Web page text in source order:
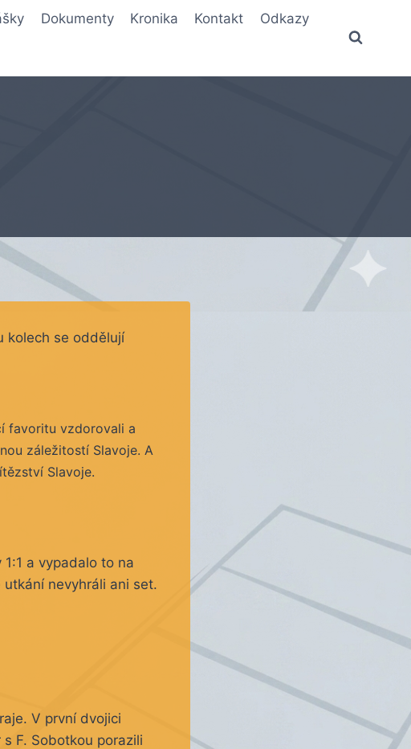
Dokumenty Kronika Kontakt Odkazy
kolech se oddělují
favoritu vzdorovali a
záležitostí Slavoje. A
Slavoje.
a vypadalo to na
nevyhráli ani set.
V první dvojici
F. Sobotkou porazili